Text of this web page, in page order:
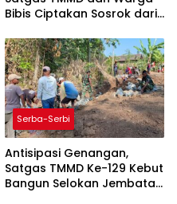
Bibis Ciptakan Sosrok dari
Serba-Serbi
Antisipasi Genangan,
Satgas TMMD Ke-129 Kebut
Bangun Selokan Jembatan